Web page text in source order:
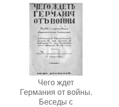
Чего ждет
Германия от войны.
Беседы с